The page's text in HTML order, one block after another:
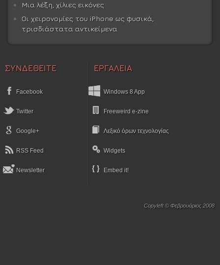
Μια λέξη, χίλιες εικόνες
Οι χειρονομίες του iPhone ως φυσικά,
τρισδιάστατα αντικείμενα
ΣΥΝΔΕΘΕΙΤΕ
Facebook
Twitter
Google+
RSS Feed
Newsletter
ΕΡΓΑΛΕΙΑ
Windows 8 App
Freeweird e-zine
Λεξικό όρων τεχνολογίας
Widgets
Embed it!
Copyleft © Φεβρουάριος 2008